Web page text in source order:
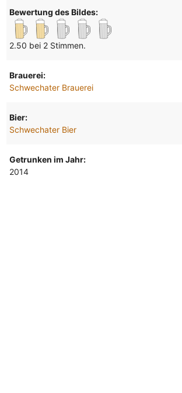
Bewertung des Bildes:
2.50 bei 2 Stimmen.
Brauerei:
Schwechater Brauerei
Bier:
Schwechater Bier
Getrunken im Jahr:
2014